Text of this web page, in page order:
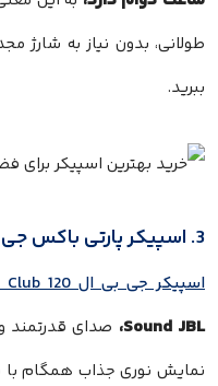
طولانی، بدون نیاز به
ببرید.
3. اسپیکر پارتی باکس جی بی ال مدل Club 120
اسپیکر جی بی ال PartyBox Club 120
Sound JBL، صدای قدرتمند
نمایش نوری جذاب همگام با